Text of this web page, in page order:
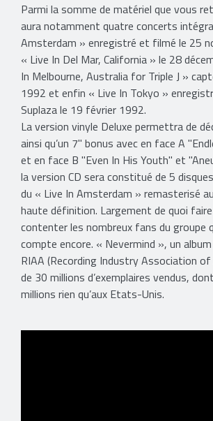
Parmi la somme de matériel que vous
aura notamment quatre concerts
Amsterdam » enregistré et filmé le 25
« Live In Del Mar, California » le 28
In Melbourne, Australia for Triple J »
1992 et enfin « Live In Tokyo »
Suplaza le 19 février 1992.
La version vinyle Deluxe permettra de
ainsi qu’un 7" bonus avec en face A
et en face B "Even In His Youth" et
la version CD sera constitué de 5
du « Live In Amsterdam » remasterisé
haute définition. Largement de quoi
contenter les nombreux fans du groupe
compte encore. « Nevermind », un
RIAA (Recording Industry Association
de 30 millions d’exemplaires vendus,
millions rien qu’aux Etats-Unis.